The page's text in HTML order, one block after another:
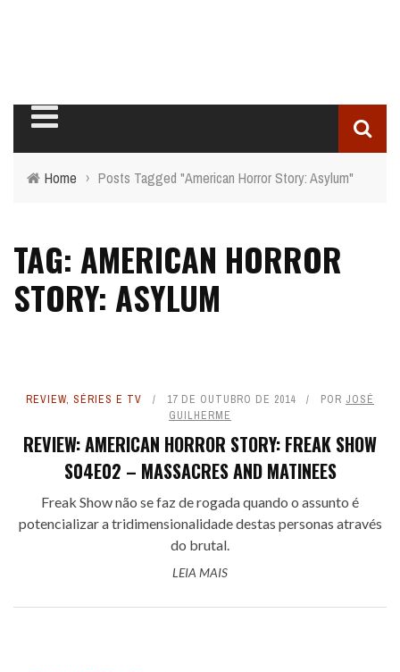
Home › Posts Tagged "American Horror Story: Asylum"
TAG: AMERICAN HORROR
STORY: ASYLUM
REVIEW, SÉRIES E TV 17 DE OUTUBRO DE 2014 POR JOSÉ
GUILHERME
REVIEW: AMERICAN HORROR STORY: FREAK SHOW
S04E02 – MASSACRES AND MATINEES
Freak Show não se faz de rogada quando o assunto é
potencializar a tridimensionalidade destas personas através
do brutal.
LEIA MAIS